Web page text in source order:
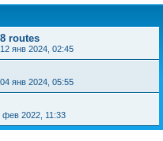
routes
12 янв 2024, 02:45
04 янв 2024, 05:55
фев 2022, 11:33